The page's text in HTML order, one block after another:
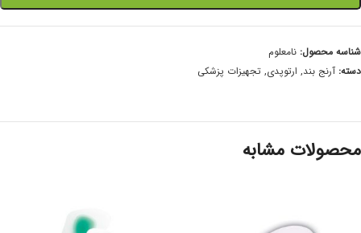
شناسه محصول: نامعلوم
دسته: آرنج بند, ارتوپدی, تجهیزات پزشکی
محصولات مشابه